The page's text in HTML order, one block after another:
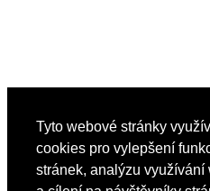
Tyto webové stránky
cookies pro vylepšení
stránek, analýzu využívání